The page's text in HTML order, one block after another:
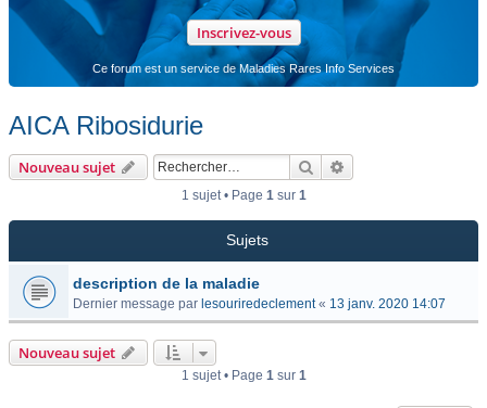
Inscrivez-vous
Ce forum est un service de Maladies Rares Info Services
AICA Ribosidurie
Nouveau sujet Rechercher
1 sujet • Page 1sur 1
Sujets
description de la maladie
Dernier message par lesouriredeclement« 13 janv. 2020 14:07
Nouveau sujet
1 sujet • Page 1sur 1